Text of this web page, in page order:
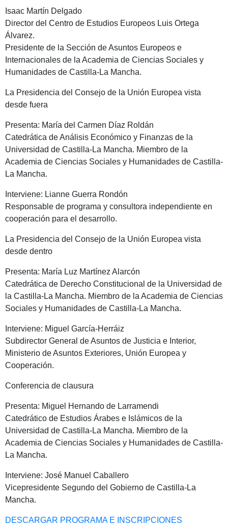
Isaac Martín Delgado
Director del Centro de Estudios Europeos Luis Ortega
Álvarez.
Presidente de la Sección de Asuntos Europeos e
Internacionales de la Academia de Ciencias Sociales y
Humanidades de Castilla-La Mancha.
La Presidencia del Consejo de la Unión Europea vista
desde fuera
Presenta: María del Carmen Díaz Roldán
Catedrática de Análisis Económico y Finanzas de la
Universidad de Castilla-La Mancha. Miembro de la
Academia de Ciencias Sociales y Humanidades de Castilla-
La Mancha.
Interviene: Lianne Guerra Rondón
Responsable de programa y consultora independiente en
cooperación para el desarrollo.
La Presidencia del Consejo de la Unión Europea vista
desde dentro
Presenta: María Luz Martínez Alarcón
Catedrática de Derecho Constitucional de la Universidad de
la Castilla-La Mancha. Miembro de la Academia de Ciencias
Sociales y Humanidades de Castilla-La Mancha.
Interviene: Miguel García-Herráiz
Subdirector General de Asuntos de Justicia e Interior,
Ministerio de Asuntos Exteriores, Unión Europea y
Cooperación.
Conferencia de clausura
Presenta: Miguel Hernando de Larramendi
Catedrático de Estudios Árabes e Islámicos de la
Universidad de Castilla-La Mancha. Miembro de la
Academia de Ciencias Sociales y Humanidades de Castilla-
La Mancha.
Interviene: José Manuel Caballero
Vicepresidente Segundo del Gobierno de Castilla-La
Mancha.
DESCARGAR PROGRAMA E INSCRIPCIONES